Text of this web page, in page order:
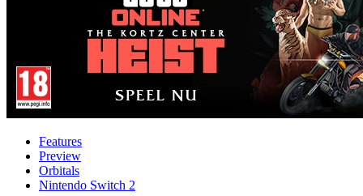
Features
Preview
Orbitals
Nintendo Switch 2